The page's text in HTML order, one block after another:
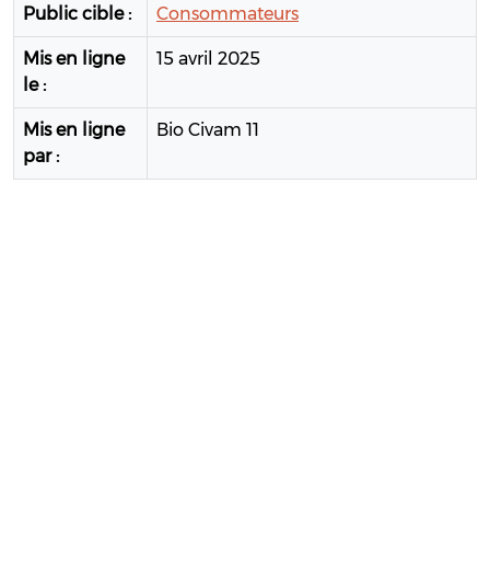
Public cible : Consommateurs
Mis en ligne
le :
15 avril 2025
Mis en ligne
par :
Bio Civam 11